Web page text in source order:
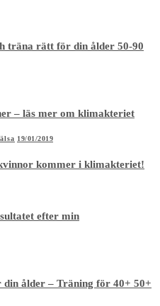
träna rätt för din ålder 50-90
– läs mer om klimakteriet
19/01/2019
kommer i klimakteriet!
efter min
ålder – Träning för 40+ 50+